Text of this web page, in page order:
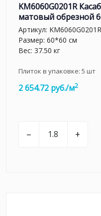
KM6060G0201R
матовый обрезной
Артикул: KM6060G0201R
Размер: 60*60 см
Вес: 37.50 кг
Плиток в упаковке: 5 шт
2 654.72 руб./м2
– +